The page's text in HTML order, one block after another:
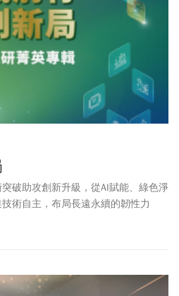
破助攻創新升級，從AI賦能、綠色淨
術自主，布局長遠永續的韌性力